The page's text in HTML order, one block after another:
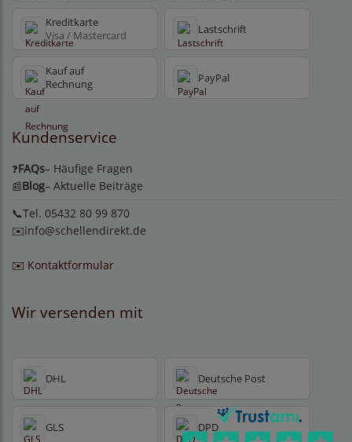
Kreditkarte
Visa / Mastercard Lastschrift
Kauf auf
Rechnung
PayPal
Kundenservice
❓FAQs– Häufige Fragen
📰Blog– Aktuelle Beiträge
📞Tel. 05432 80 99 870
✉️info@schellendirekt.de
✉️ Kontaktformular
Wir versenden mit
DHL Deutsche Post
GLS DPD